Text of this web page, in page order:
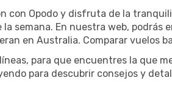
con Opodo y disfruta de la
semana. En nuestra web,
en Australia. Comparar vuelos
para que encuentres la que
para descubrir consejos y